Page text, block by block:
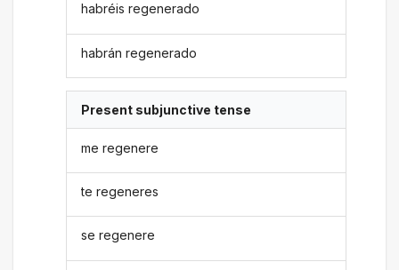
habréis regenerado
habrán regenerado
Present subjunctive tense
me regenere
te regeneres
se regenere